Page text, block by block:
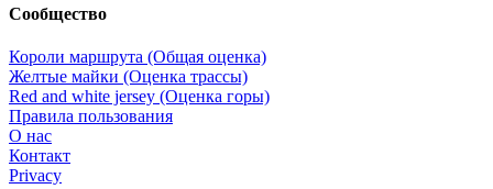
Сообщество
Короли маршрута (Общая оценка)
Желтые майки (Оценка трассы)
Red and white jersey (Оценка горы)
Правила пользования
О нас
Контакт
Privacy